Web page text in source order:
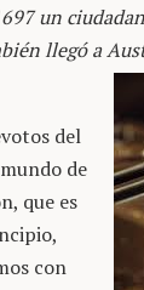
un
llegó a
del
de
que es
con